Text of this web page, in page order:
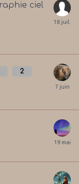
ciel
2